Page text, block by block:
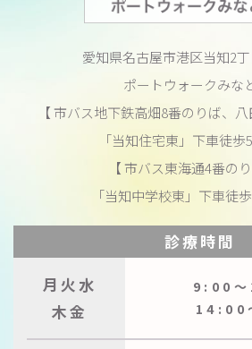
愛知県名古屋市港区当知2
ポートウォークみな
【 市バス地下鉄高畑8番のりば、
「当知住宅東」下車徒歩5
【 市バス東海通4番の
「当知中学校東」下車徒歩
診療時間
月火水
木金
9:00
14:00